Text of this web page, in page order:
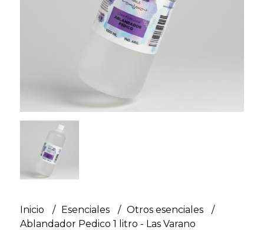
Inicio Esenciales
Otros esenciales
Ablandador Pedico 1 litro - Las Varano